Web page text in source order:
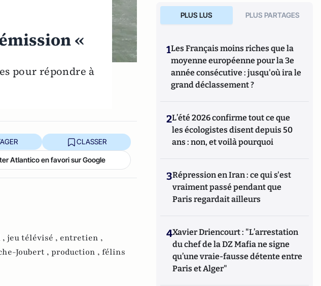
«
pour répondre à
CLASSER
Atlantico en favori sur Google
, jeu télévisé , entretien ,
Joubert , production , félins
PLUS LUS PLUS PARTAGES
1Les Français moins riches que la
moyenne européenne pour la 3e
année consécutive : jusqu'où ira le
grand déclassement ?
2L’été 2026 confirme tout ce que
les écologistes disent depuis 50
ans : non, et voilà pourquoi
3Répression en Iran : ce qui s'est
vraiment passé pendant que
Paris regardait ailleurs
4Xavier Driencourt : "L’arrestation
du chef de la DZ Mafia ne signe
qu’une vraie-fausse détente entre
Paris et Alger"